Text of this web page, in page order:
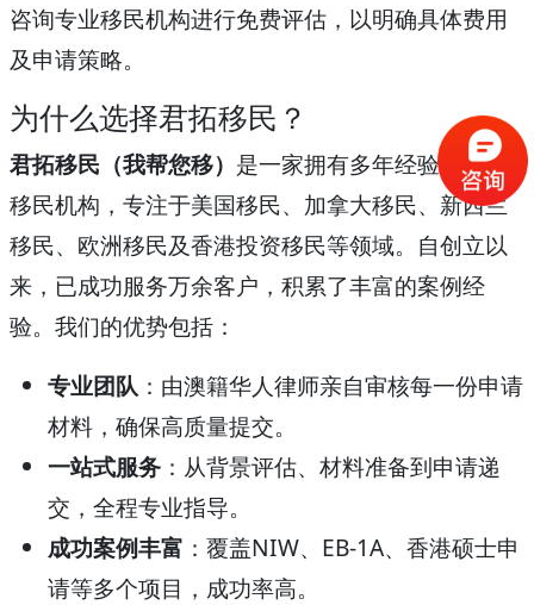
咨询专业移民机构进行免费评估，以明确具体费用
及申请策略。
为什么选择君拓移民？
君拓移民（我帮您移） 是一家拥有多年经验的老牌
移民机构，专注于美国移民、加拿大移民、新西兰
移民、欧洲移民及香港投资移民等领域。自创立以
来，已成功服务万余客户，积累了丰富的案例经
验。我们的优势包括：
专业团队 ：由澳籍华人律师亲自审核每一份申请
材料，确保高质量提交。
一站式服务 ：从背景评估、材料准备到申请递
交，全程专业指导。
成功案例丰富 ：覆盖NIW、EB-1A、香港硕士申
请等多个项目，成功率高。